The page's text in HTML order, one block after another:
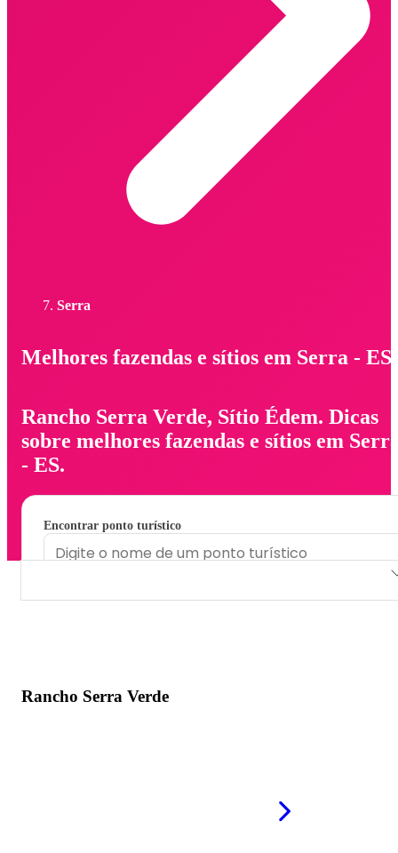
Serra
Melhores fazendas e sítios em Serra - ES
Rancho Serra Verde, Sítio Édem. Dicas
sobre melhores fazendas e sítios em
- ES.
Encontrar ponto turístico
Rancho Serra Verde